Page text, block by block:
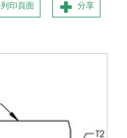
分享
列印頁面